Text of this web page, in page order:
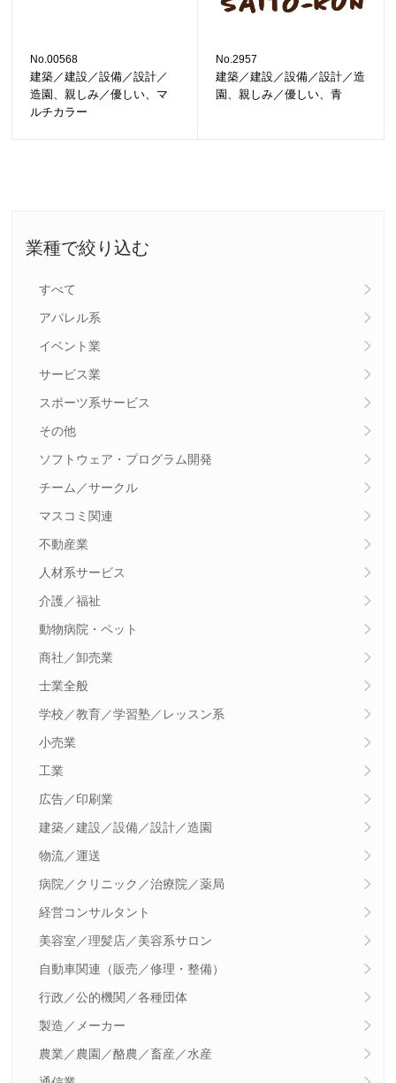
業種で絞り込む
すべて
アパレル系
イベント業
サービス業
スポーツ系サービス
その他
ソフトウェア・プログラム開発
チーム／サークル
マスコミ関連
不動産業
人材系サービス
介護／福祉
動物病院・ペット
商社／卸売業
士業全般
学校／教育／学習塾／レッスン系
小売業
工業
広告／印刷業
建築／建設／設備／設計／造園
物流／運送
病院／クリニック／治療院／薬局
経営コンサルタント
美容室／理髪店／美容系サロン
自動車関連（販売／修理・整備）
行政／公的機関／各種団体
製造／メーカー
農業／農園／酪農／畜産／水産
No.00568
建築／建設／設備／設計／
造園、親しみ／優しい、マ
ルチカラー
No.2957
建築／建設／設備／設計／造
園、親しみ／優しい、青